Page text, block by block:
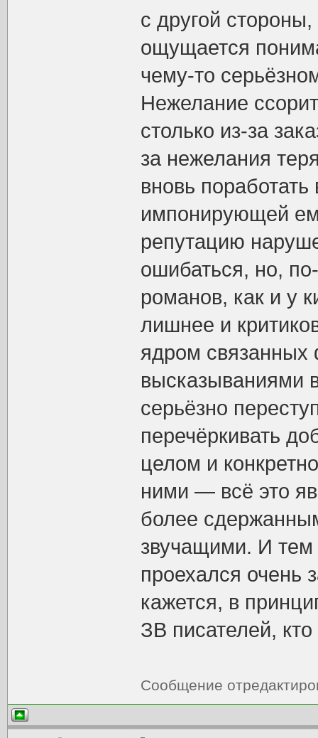
с другой
ощущается
чему-то
Нежелание
столько из-за
за нежелания
вновь
импонирующей
репутацию
ошибаться, но,
романов, как и у
лишнее и
ядром
высказываниями
серьёзно
перечёркивать
целом и
ними — всё это
более
звучащими. И
проехался очень
кажется, в
ЗВ писателей,
Сообщение